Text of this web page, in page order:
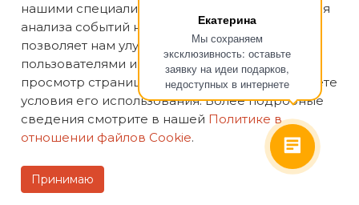
Екатерина
Мы сохраняем
эксклюзивность: оставьте
заявку на идеи подарков,
недоступных в интернете
Вакансии
Политика конфиденциальности
нашими специалистами и третьими лицами, для
анализа событий на нашем веб-сайте, что
позволяет нам улучшать взаимодействие с
пользователями и обслуживание. Продолжая
просмотр страниц нашего сайта, вы принимаете
условия его использования. Более подробные
сведения смотрите в нашей Политике в
отношении файлов Cookie.
Принимаю